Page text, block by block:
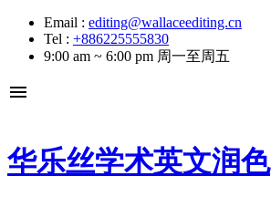
Email : editing@wallaceediting.cn
Tel : +886225555830
9:00 am ~ 6:00 pm 周一至周五
menu
华乐丝学术英文润色